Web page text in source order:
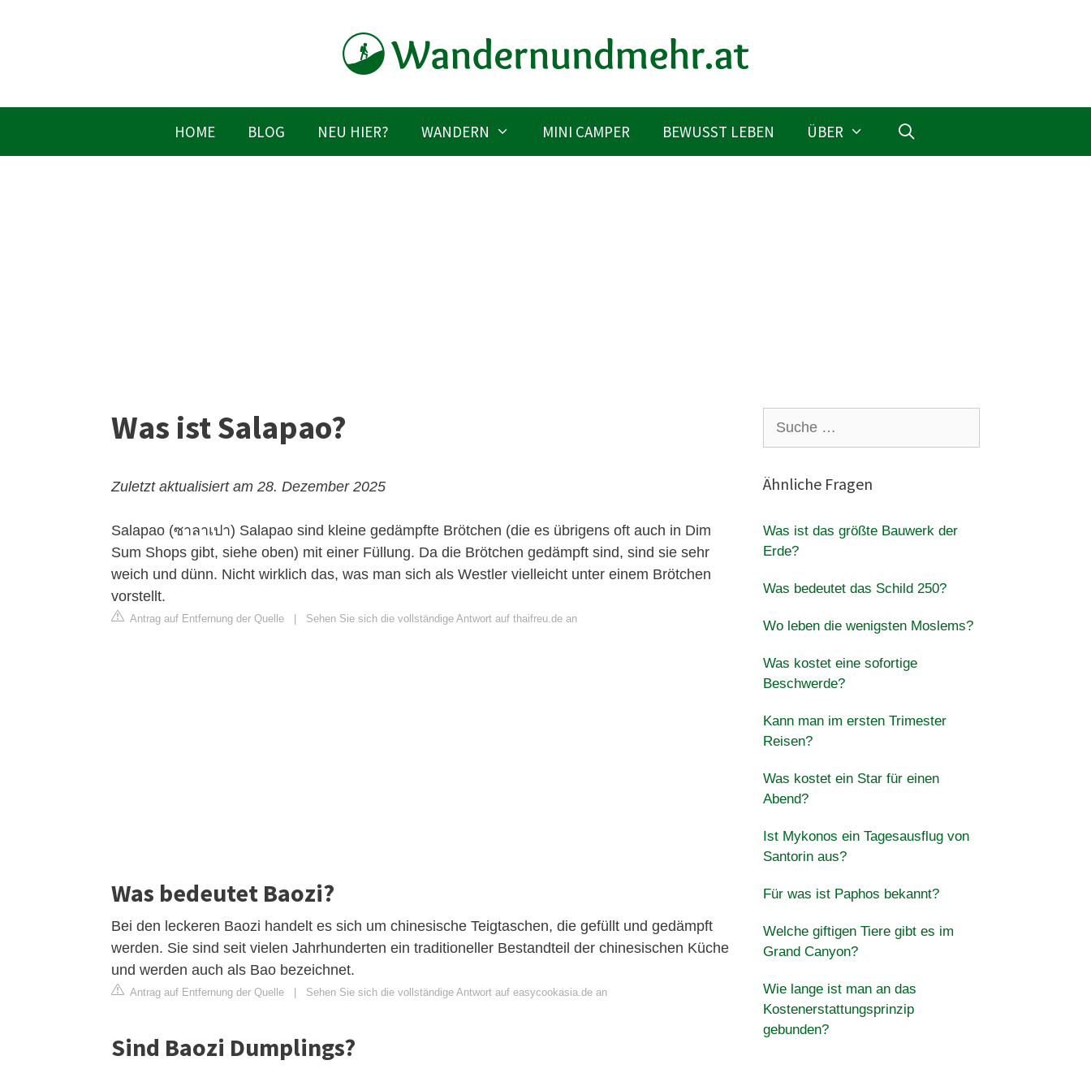
HOME BLOG NEU HIER? WANDERN MINI CAMPER BEWUSST LEBEN ÜBER
Was ist Salapao?
Zuletzt aktualisiert am 28. Dezember 2025
Salapao (ซาลาเปา) Salapao sind kleine gedämpfte Brötchen (die es übrigens oft auch in Dim
Sum Shops gibt, siehe oben) mit einer Füllung. Da die Brötchen gedämpft sind, sind sie sehr
weich und dünn. Nicht wirklich das, was man sich als Westler vielleicht unter einem Brötchen
vorstellt.
Antrag auf Entfernung der Quelle Sehen Sie sich die vollständige Antwort auf thaifreu.de an
Was bedeutet Baozi?
Bei den leckeren Baozi handelt es sich um chinesische Teigtaschen, die gefüllt und gedämpft
werden. Sie sind seit vielen Jahrhunderten ein traditioneller Bestandteil der chinesischen Küche
und werden auch als Bao bezeichnet.
Antrag auf Entfernung der Quelle Sehen Sie sich die vollständige Antwort auf easycookasia.de an
Sind Baozi Dumplings?
nach:
Ähnliche Fragen
Was ist das größte Bauwerk der
Erde?
Was bedeutet das Schild 250?
Wo leben die wenigsten Moslems?
Was kostet eine sofortige
Beschwerde?
Kann man im ersten Trimester
Reisen?
Was kostet ein Star für einen
Abend?
Ist Mykonos ein Tagesausflug von
Santorin aus?
Für was ist Paphos bekannt?
Welche giftigen Tiere gibt es im
Grand Canyon?
Wie lange ist man an das
Kostenerstattungsprinzip
gebunden?